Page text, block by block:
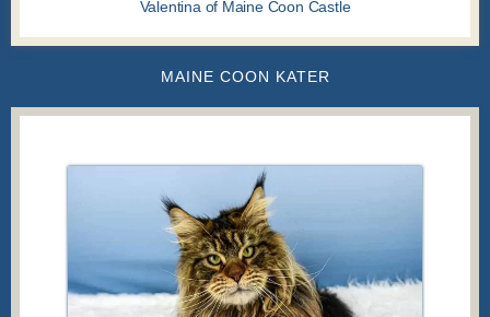
Valentina of Maine Coon Castle
MAINE COON KATER